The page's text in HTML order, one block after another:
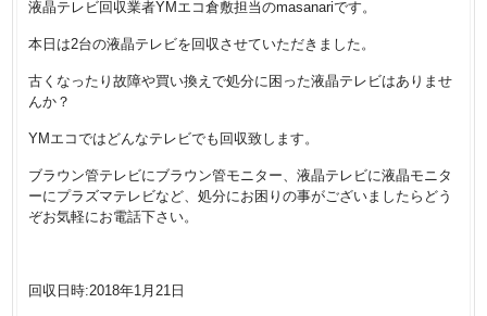
液晶テレビ回収業者YMエコ倉敷担当のmasanariです。
本日は2台の液晶テレビを回収させていただきました。
古くなったり故障や買い換えで処分に困った液晶テレビはありませ
んか？
YMエコではどんなテレビでも回収致します。
ブラウン管テレビにブラウン管モニター、液晶テレビに液晶モニタ
ーにプラズマテレビなど、処分にお困りの事がございましたらどう
ぞお気軽にお電話下さい。
回収日時:2018年1月21日